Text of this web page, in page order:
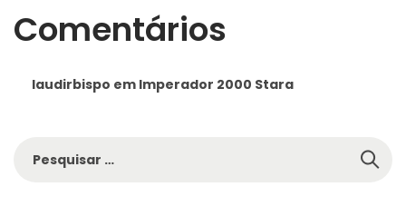
Comentários
laudirbispo em Imperador 2000 Stara